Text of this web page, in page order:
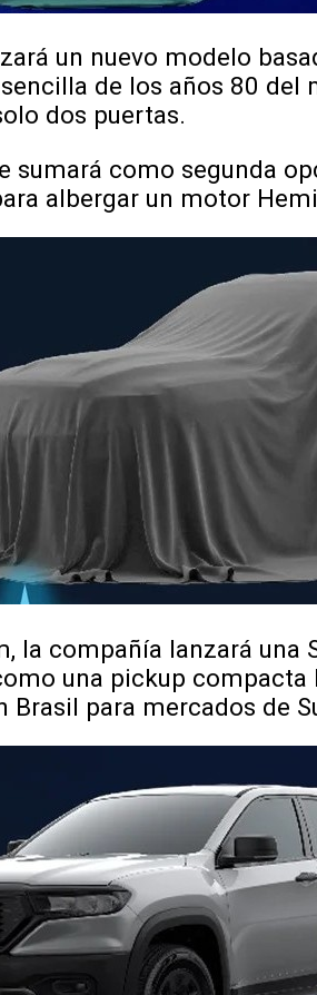
un nuevo modelo
de los años 80
dos puertas.
sumará como segunda
albergar un motor
la compañía lanzará
una pickup
Brasil para mercados de